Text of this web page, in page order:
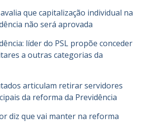
que capitalização individual na
não será aprovada
líder do PSL propõe conceder
a outras categorias da
articulam retirar servidores
da reforma da Previdência
diz que vai manter na reforma